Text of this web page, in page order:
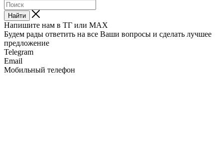
Найти
Напишите нам в ТГ или MAX
Будем рады ответить на все Ваши вопросы и сделать лучшее
предложение
Telegram
Email
Мобильный телефон